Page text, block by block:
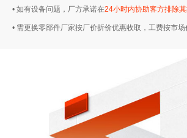
• 如有设备问题，厂方承诺在24小时内协助客方排除
• 需更换零部件厂家按厂价折价优惠收取，工费按市场